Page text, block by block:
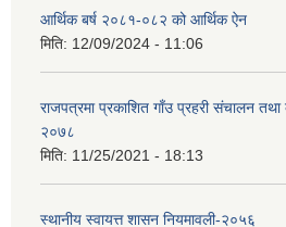
आर्थिक बर्ष २०८१-०८२ को आर्थिक ऐन
मिति: 12/09/2024 - 11:06
राजपत्रमा प्रकाशित गाँउ प्रहरी संचालन तथा
२०७८
मिति: 11/25/2021 - 18:13
स्थानीय स्वायत्त शासन नियमावली-२०५६